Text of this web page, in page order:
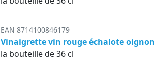
EAN 8714100846179
Vinaigrette vin rouge échalote oignon
la bouteille de 36 cl